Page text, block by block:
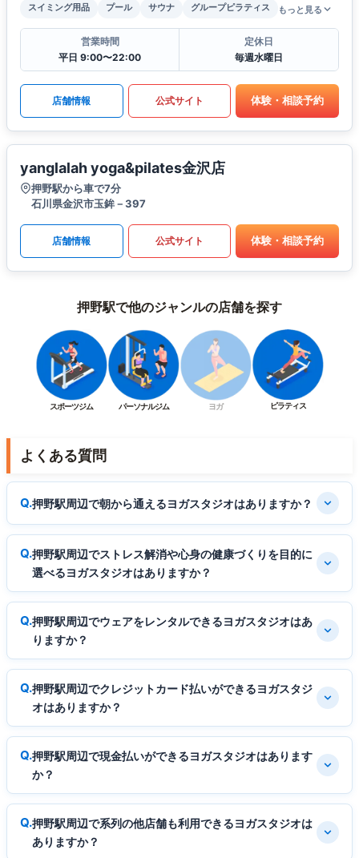
スイミング用品
プール サウナ グループピラティス もっと見る
営業時間
平日 9:00〜22:00
定休日
毎週水曜日
店舗情報 公式サイト 体験・相談予約
yanglalah yoga&pilates金沢店
押野駅から車で7分
石川県金沢市玉鉾－397
店舗情報 公式サイト 体験・相談予約
押野駅で他のジャンルの店舗を探す
スポーツジム パーソナルジム ヨガ ピラティス
よくある質問
押野駅周辺で朝から通えるヨガスタジオはありますか？
押野駅周辺でストレス解消や心身の健康づくりを目的に
選べるヨガスタジオはありますか？
押野駅周辺でウェアをレンタルできるヨガスタジオはあ
りますか？
押野駅周辺でクレジットカード払いができるヨガスタジ
オはありますか？
押野駅周辺で現金払いができるヨガスタジオはあります
か？
押野駅周辺で系列の他店舗も利用できるヨガスタジオは
ありますか？